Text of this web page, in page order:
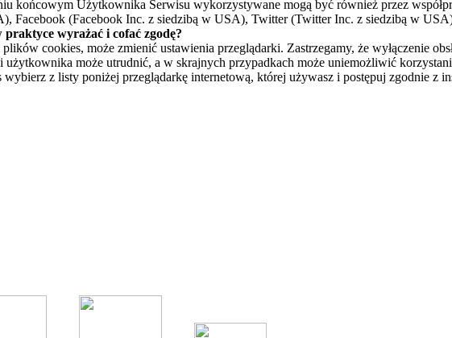
końcowym Użytkownika Serwisu wykorzystywane mogą być również przez
Facebook (Facebook Inc. z siedzibą w USA), Twitter (Twitter Inc. z siedzibą w
wyrażać i cofać zgodę?
cookies, może zmienić ustawienia przeglądarki. Zastrzegamy, że wyłączenie
użytkownika może utrudnić, a w skrajnych przypadkach może uniemożliwić
wybierz z listy poniżej przeglądarkę internetową, której używasz i postępuj zgodnie z